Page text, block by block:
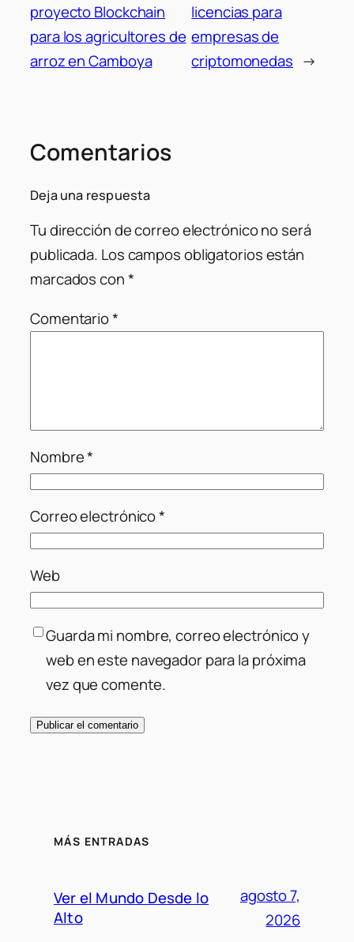
proyecto Blockchain
para los agricultores de
arroz en Camboya
licencias para
empresas de
criptomonedas →
Comentarios
Deja una respuesta
Tu dirección de correo electrónico no será
publicada. Los campos obligatorios están
marcados con*
Comentario*
Nombre*
Correo electrónico*
Web
Guarda mi nombre, correo electrónico y
web en este navegador para la próxima
vez que comente.
MÁS ENTRADAS
Ver el Mundo Desde lo
Alto
agosto 7,
2026